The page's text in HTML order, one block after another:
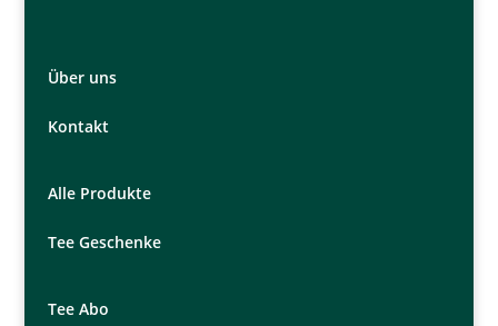
Über uns
Kontakt
Alle Produkte
Tee Geschenke
Tee Abo